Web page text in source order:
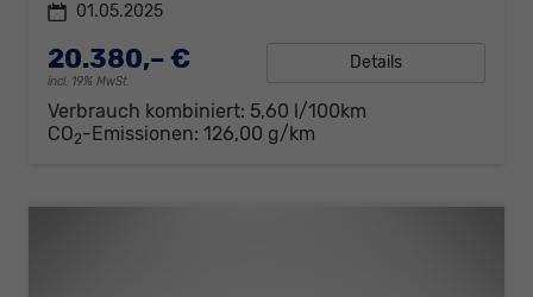
01.05.2025
20.380,– €
incl. 19% MwSt.
Details
Verbrauch kombiniert: 5,60 l/100km
CO2-Emissionen: 126,00 g/km